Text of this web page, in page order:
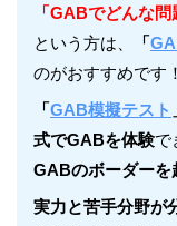
「GABでどんな
という方は、
「
のがおすすめです！
「GAB模擬テスト
式でGABを体験で
GABのボーダーを
実力と苦手分野が